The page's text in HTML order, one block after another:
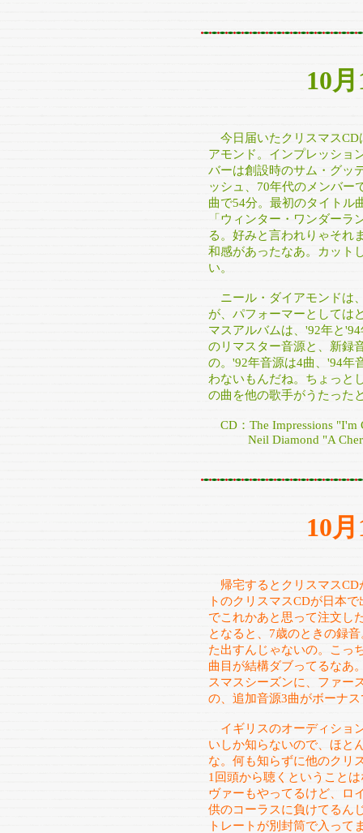
10
今日届いたクリスマスCD
アモンド。インプレッショ
バーは創設時のサム・グッ
ッシュ、70年代のメンバー
曲で54分。最初のタイトル
「ウィンター・ワンダー
る。好みと言われりゃそれ
和感があったなあ。カット
い。
ニール・ダイアモンドは
が、パフォーマーとしては
マスアルバムは、'92年と
のリマスター音源と、新録
の。'92年音源は4曲、'94
わないもんだね。ちょっと
の曲を他の歌手がうたった
CD：The Impressions "I'm
Neil Diamond "A Cherry
10
帰宅するとクリスマスCD
トのクリスマスCDが日本
でこれかあと思って注文し
となると、7歳のときの録
た出すんじゃないの。こっ
曲目が結構ダブってるなあ
スマスシーズンに、ファー
の、追加音源3曲がボーナ
イギリスのオーディショ
いしか知らないので、ほと
な。何も知らずに他のクリ
1回頭から聴くということ
ヴァーもやってるけど、ロ
供のコーラスに負けてるん
トレートが別封筒で入って